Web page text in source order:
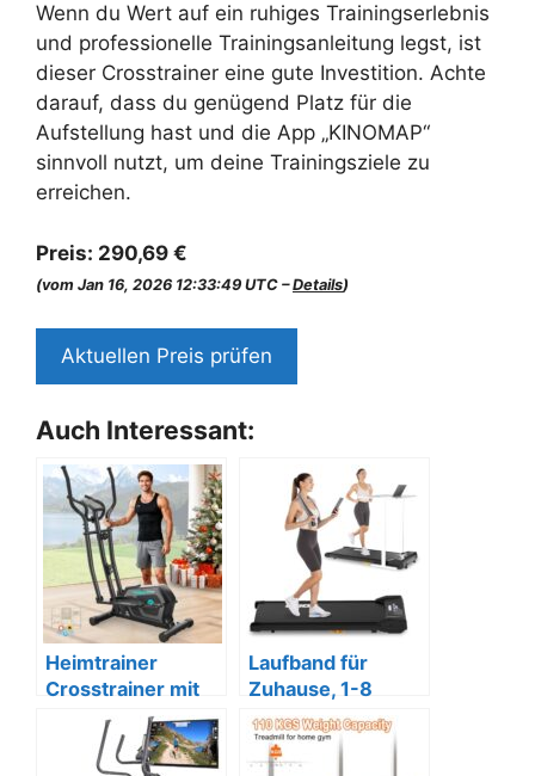
Wenn du Wert auf ein ruhiges Trainingserlebnis
und professionelle Trainingsanleitung legst, ist
dieser Crosstrainer eine gute Investition. Achte
darauf, dass du genügend Platz für die
Aufstellung hast und die App „KINOMAP“
sinnvoll nutzt, um deine Trainingsziele zu
erreichen.
Preis: 290,69 €
(vom Jan 16, 2026 12:33:49 UTC –Details)
Aktuellen Preis prüfen
Auch Interessant:
Heimtrainer
Crosstrainer mit
Laufband für
Zuhause, 1-8
KM/H, 550W mit
Fernbedienung.